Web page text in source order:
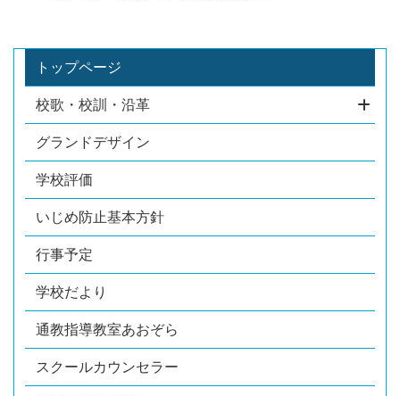
トップページ
校歌・校訓・沿革
グランドデザイン
学校評価
いじめ防止基本方針
行事予定
学校だより
通教指導教室あおぞら
スクールカウンセラー